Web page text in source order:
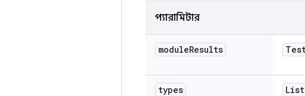
প্যারামিটার
moduleResults
types List